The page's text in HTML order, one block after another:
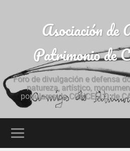
Asociación de
Patrimonio de
Foro de divulgación e defensa
natureza, artístico,
populares do CONCELLO de